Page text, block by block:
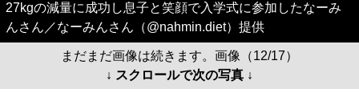
27kgの減量に成功し息子と笑顔で入学式に参加したなーみ
んさん／なーみんさん（@nahmin.diet）提供
まだまだ画像は続きます。画像（12/17）
↓ スクロールで次の写真 ↓